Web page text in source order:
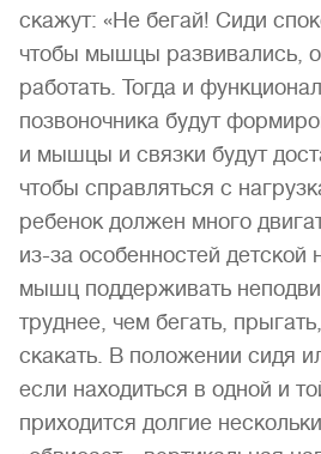
скажут: «Не бегай! Сиди
чтобы мышцы развивались,
работать. Тогда и
позвоночника будут
и мышцы и связки будут
чтобы справляться с
ребенок должен много
из-за особенностей детской
мышц поддерживать
труднее, чем бегать,
скакать. В положении сидя
если находиться в одной и
приходится долгие